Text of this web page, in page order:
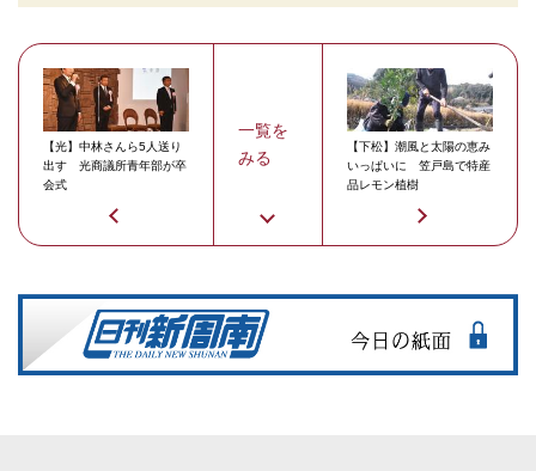
【光】中林さんら5人送り
出す 光商議所青年部が卒
会式
一覧を
みる
【下松】潮風と太陽の恵み
いっぱいに 笠戸島で特産
品レモン植樹